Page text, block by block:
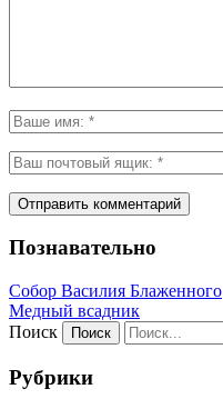
Познавательно
Собор Василия Блаженного
Медный всадник
Поиск
Рубрики